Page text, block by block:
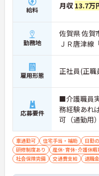
給料 月収 13.7万
勤務地
佐賀県 佐賀
ＪＲ唐津線
雇用形態 正社員(正職
応募要件
■介護職員
務経験あれ
可（通勤用）
車通勤可 住宅手当・補助 日勤
研修制度あり
産休･育休･介護休暇
社会保険完備
交通費支給 退職